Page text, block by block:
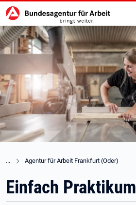
zu den Hauptinhalten springen
Hauptnavigation
Agentur für Arbeit Frankfurt (Oder)
Einfach Praktikum